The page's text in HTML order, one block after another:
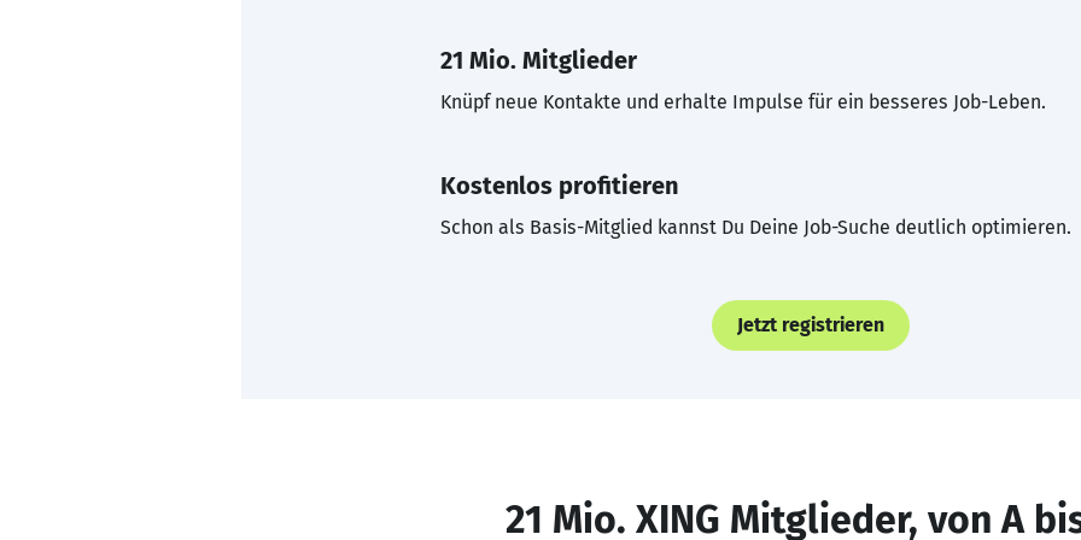
21 Mio. Mitglieder
Knüpf neue Kontakte und erhalte Impulse für ein besseres Job-Leben.
Kostenlos profitieren
Schon als Basis-Mitglied kannst Du Deine Job-Suche deutlich optimieren.
Jetzt registrieren
21 Mio. XING Mitglieder, von A